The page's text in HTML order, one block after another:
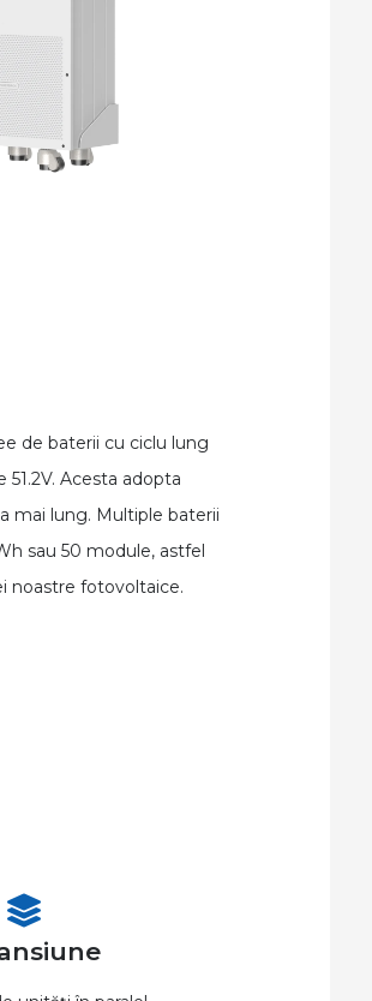
de baterii cu ciclu lung
Acesta adopta
mai lung. Multiple baterii
sau 50 module, astfel
noastre fotovoltaice.